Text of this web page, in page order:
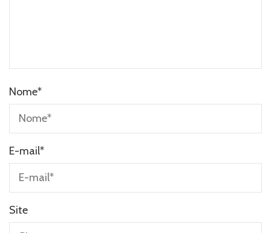
Nome*
E-mail*
Site